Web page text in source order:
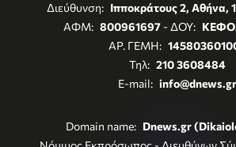
Διεύθυνση: Ιπποκράτους 2, Αθήνα,
ΑΦΜ: 800961697- ΔΟΥ:
ΑΡ. ΓΕΜΗ:
Τηλ: 210 3608484
E-mail: info@dnews.gr
Domain name: Dnews.gr